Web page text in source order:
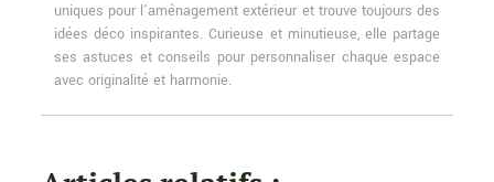
uniques pour l'aménagement extérieur et trouve toujours des
idées déco inspirantes. Curieuse et minutieuse, elle partage
ses astuces et conseils pour personnaliser chaque espace
avec originalité et harmonie.